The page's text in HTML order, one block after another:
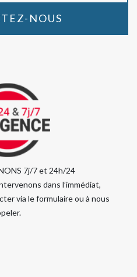
NOUS
7j/7 et 24h/24
dans l’immédiat,
via le formulaire ou à nous